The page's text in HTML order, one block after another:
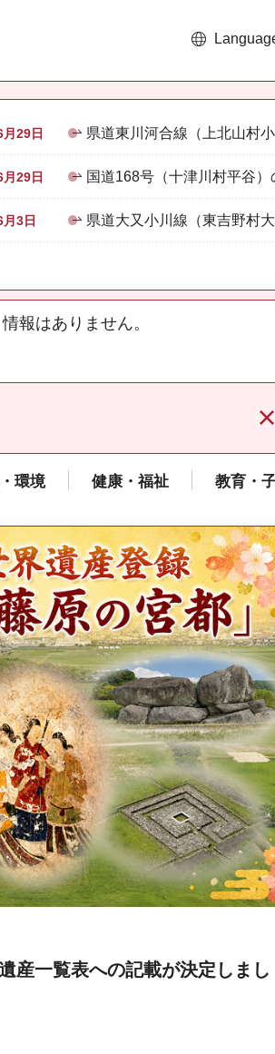
29日 県道東川河合線（上北山村
29日 国道168号（十津川村平谷
3日 県道大又小川線（東吉野村
報はありません。
環境 健康・福祉 教育・
産一覧表への記載が決定しまし
県広報誌「県
2026年8月号